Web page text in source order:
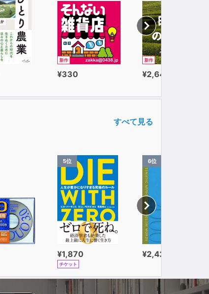
新作
¥330
新作
¥2,640
すべて見る
5位
¥1,870
チケット
6位
¥2,420